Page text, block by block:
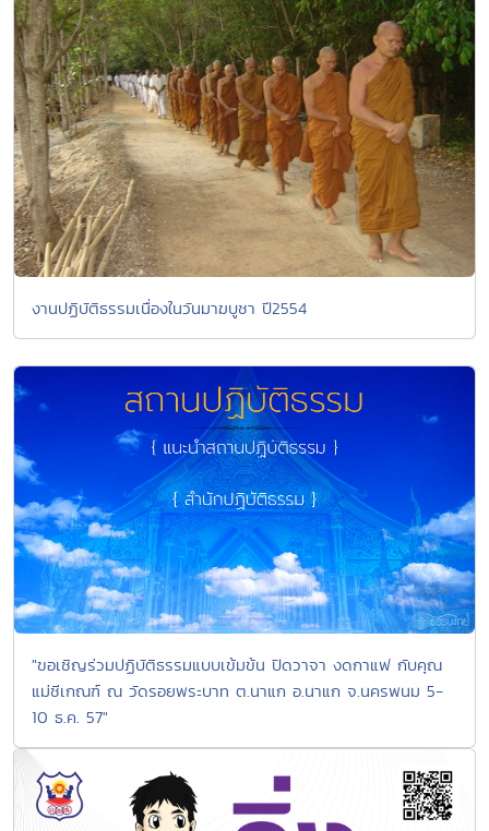
งานปฏิบัติธรรมเนื่องในวันมาฆบูชา ปี2554
"ขอเชิญร่วมปฏิบัติธรรมแบบเข้มข้น ปิดวาจา งดกาแฟ กับคุณ
แม่ชีเกณฑ์ ณ วัดรอยพระบาท ต.นาแก อ.นาแก จ.นครพนม 5-
10 ธ.ค. 57"